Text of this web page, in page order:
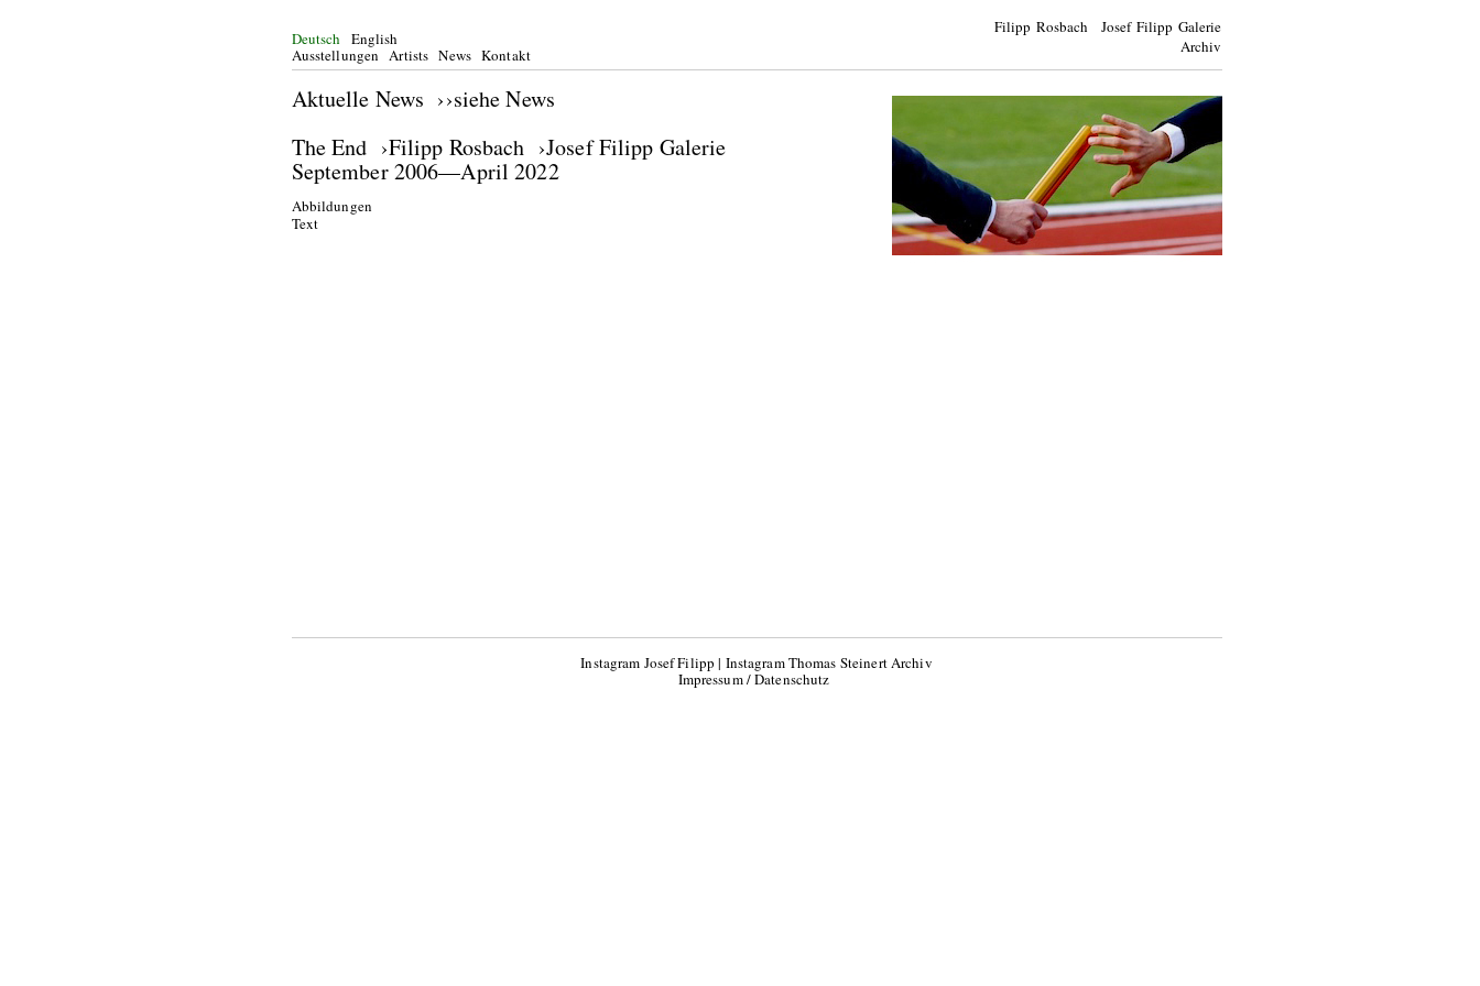
Filipp Rosbach Josef Filipp Galerie
Archiv
Deutsch
English
Ausstellungen Artists News Kontakt
Aktuelle News ››siehe News
The End ›Filipp Rosbach ›Josef Filipp Galerie
September 2006—April 2022
Abbildungen
Text
Instagram Josef Filipp | Instagram Thomas Steinert Archiv
Impressum / Datenschutz